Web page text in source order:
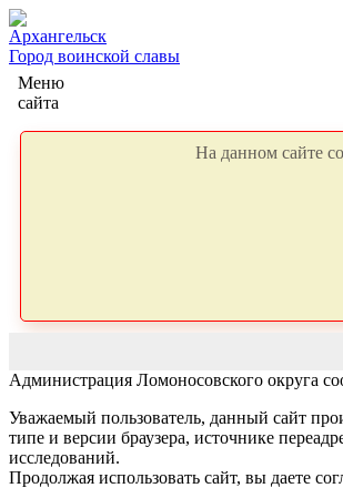
Архангельск
Город воинской славы
Меню
сайта
На данном сайте
Администрация Ломоносовского округа
Уважаемый пользователь, данный сайт
типе и версии браузера, источнике
исследований.
Продолжая использовать сайт, вы даете